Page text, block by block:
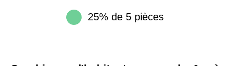
25% de 5 pièces